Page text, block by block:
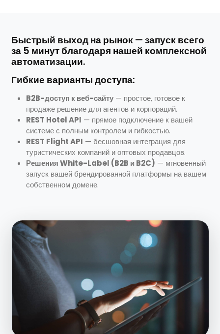
Быстрый выход на рынок — запуск всего
за 5 минут благодаря нашей комплексной
автоматизации.
Гибкие варианты доступа:
B2B-доступ к веб-сайту— простое, готовое к
продаже решение для агентов и корпораций.
REST Hotel API — прямое подключение к вашей
системе с полным контролем и гибкостью.
REST Flight API — бесшовная интеграция для
туристических компаний и оптовых продавцов.
Решения White-Label (B2B и B2C) — мгновенный
запуск вашей брендированной платформы на вашем
собственном домене.